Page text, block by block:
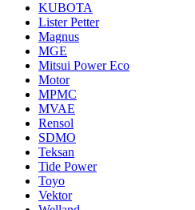
KUBOTA
Lister Petter
Magnus
MGE
Mitsui Power Eco
Motor
MPMC
MVAE
Rensol
SDMO
Teksan
Tide Power
Toyo
Vektor